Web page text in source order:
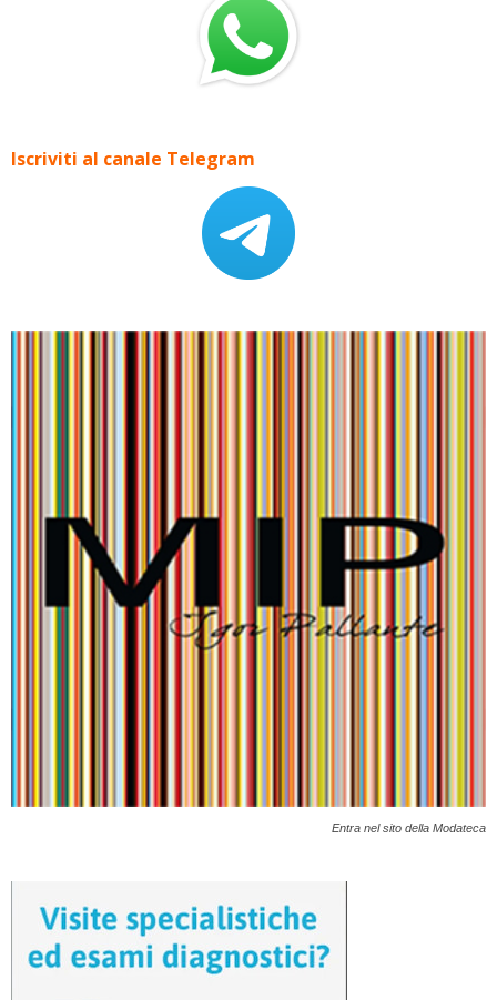
Iscriviti al canale Telegram
Entra nel sito della Modateca